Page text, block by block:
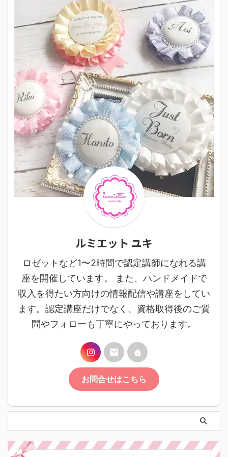
ルミエット ユキ
ロゼットなど1〜2時間で認定講師になれる講
座を開催しています。 また、ハンドメイドで
収入を得たい方向けの情報配信や講座をしてい
ます。認定講座だけでなく、資格取得後のご質
問やフォローも丁寧にやっております。
お問合せはこちら